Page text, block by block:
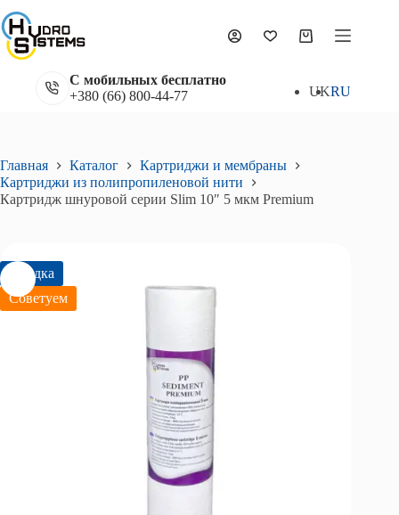
к
сути
Корзина
С мобильных бесплатно
+380 (66) 800-44-77
UKRU
Главная Каталог
Картриджи и мембраны
Картриджи из полипропиленовой нити
Картридж шнуровой серии Slim 10″ 5 мкм Premium
Скидка
Советуем